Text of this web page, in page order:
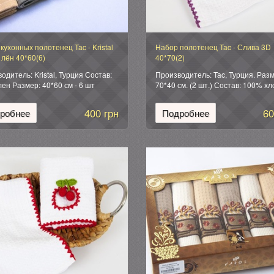
полотенец Tac - Kristal
40*60(6)
Kristal, Турция Состав:
Размер: 40*60 см - 6 шт
400 грн
Набор полотенец Tac - Слива 3D
40*70(2)
Производитель: Tac, Турция.
70*40 см. (2 шт.) Состав: 100%
Cherry (вишня), Avocado (авокадо),
Strawberry (клубника), Plum
Упаковка: подарочная коробка.
Подробнее